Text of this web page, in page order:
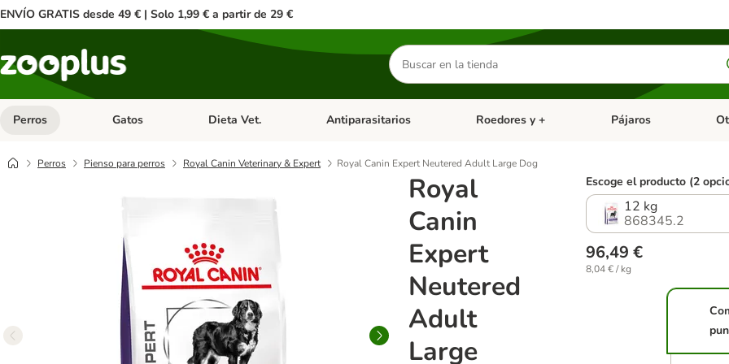
ENVÍO GRATIS desde 49 € | Solo 1,99 € a partir de 29 €
Buscar
productos
Perros Menú de categoria abierto: Perros
Gatos Menú de categoria abierto: Gatos
Dieta Vet. Menú de categoria abierto: Dieta Vet.
Antiparasitarios Menú de categoria abierto: Antiparasitarios
Roedores y + Menú de categoria
Pájaros
Perros Pienso para perros Royal Canin Veterinary & Expert Royal Canin Expert Neutered Adult Large Dog
Royal
Canin
Expert
Neutered
Adult
Large
Escoge el producto (2
12 kg
868345.2
96,49 €
8,04 € / kg